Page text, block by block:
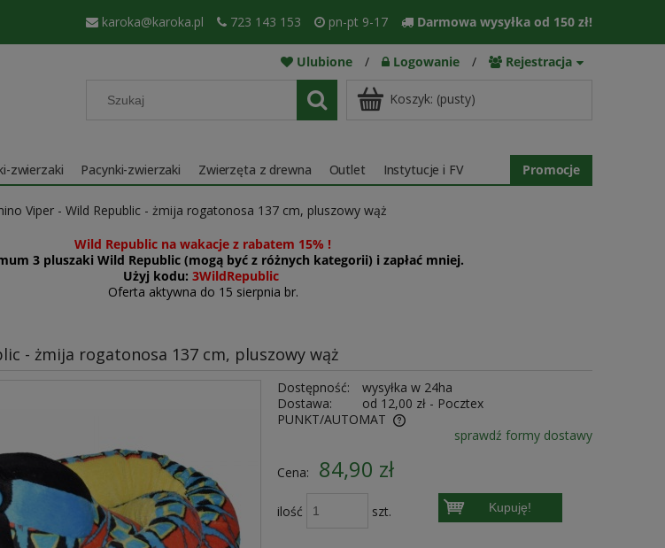
karoka@karoka.pl 723 143 153 pn-pt 9-17 Darmowa wysyłka od 150 zł!
Ulubione / Logowanie / Rejestracja
Koszyk: (pusty)
zwierzaki Pacynki-zwierzaki Zwierzęta z drewna Outlet Instytucje i FV Promocje
Viper - Wild Republic - żmija rogatonosa 137 cm, pluszowy wąż
Wild Republic na wakacje z rabatem 15% !
3 pluszaki Wild Republic (mogą być z różnych kategorii) i zapłać mniej.
Użyj kodu: 3WildRepublic
Oferta aktywna do 15 sierpnia br.
- żmija rogatonosa 137 cm, pluszowy wąż
Dostępność:
wysyłka w 24ha
Dostawa:
od 12,00 zł - Pocztex
PUNKT/AUTOMAT
Cena nie zawiera ewentualnych kosztów
płatności
sprawdź formy dostawy
Cena: 84,90 zł
ilość szt. Kupuję!